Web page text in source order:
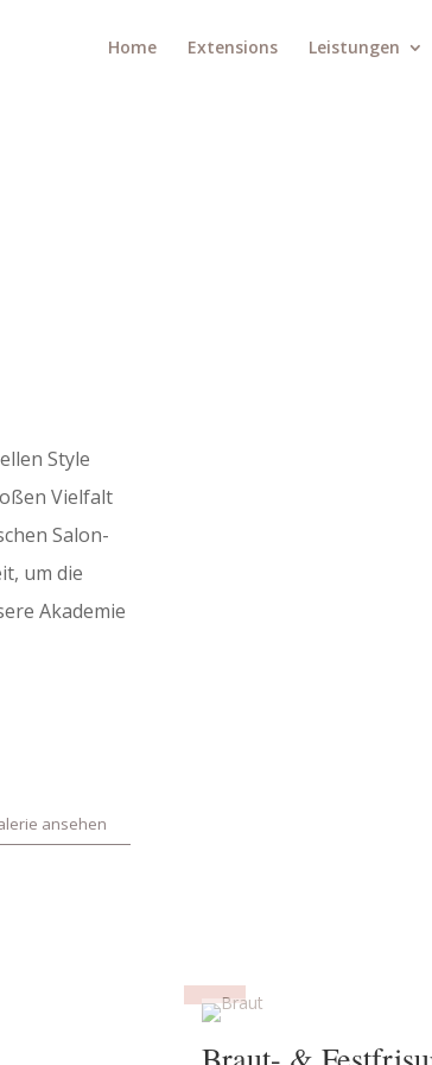
Home Exten­sions Leistungen
Style
Vielfalt
Salon­
um die
Akademie
ansehen